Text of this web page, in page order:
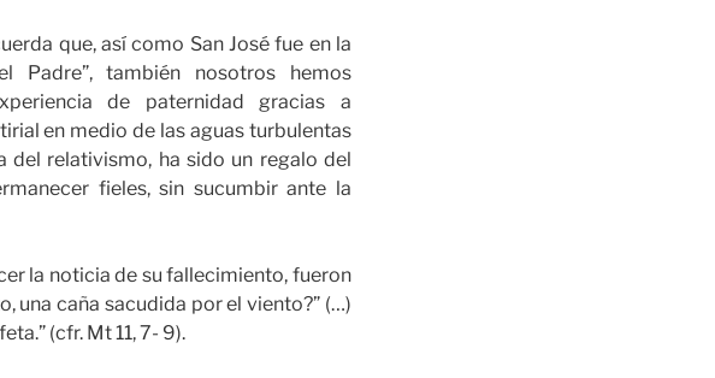
que, así como San José fue en la
Padre”, también nosotros hemos
de paternidad gracias a
en medio de las aguas turbulentas
relativismo, ha sido un regalo del
fieles, sin sucumbir ante la
la noticia de su fallecimiento, fueron
una caña sacudida por el viento?” (…)
(cfr. Mt 11, 7- 9).